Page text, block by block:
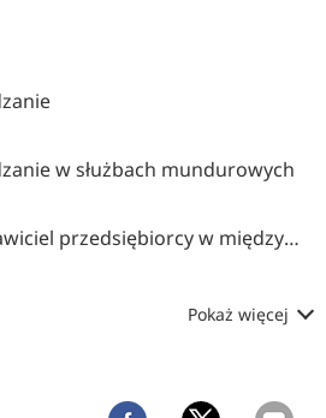
w służbach mundurowych
Agent celny - przedstawiciel przedsiębiorcy w międzynarodowym obrocie towarowym
Pokaż więcej